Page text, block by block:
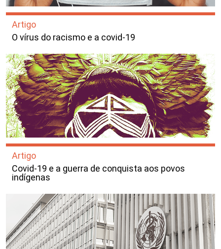
Artigo
O vírus do racismo e a covid-19
Artigo
Covid-19 e a guerra de conquista aos povos
indígenas